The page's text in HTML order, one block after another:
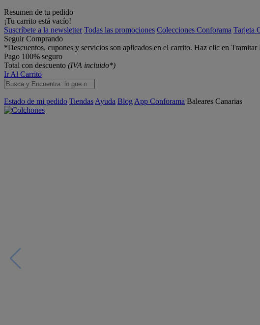
Resumen de tu pedido
¡Tu carrito está vacío!
Suscríbete a la newsletter Todas las promociones Colecciones Conforama Tarjeta
Seguir Comprando
*Descuentos, cupones y servicios son aplicados en el carrito. Haz clic en Tramitar
Pago 100% seguro
Total con descuento (IVA incluido*)
Ir Al Carrito
Estado de mi pedido Tiendas Ayuda Blog App Conforama Baleares Canarias